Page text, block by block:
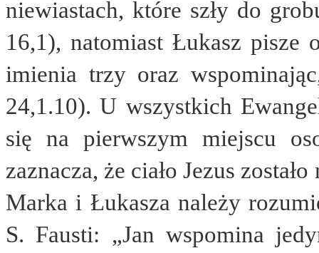
niewiastach, które szły do
16,1), natomiast Łukasz
imienia trzy oraz
24,1.10). U wszystkich
się na pierwszym miejscu
zaznacza, że ciało Jezus
Marka i Łukasza należy
S. Fausti: „Jan wspomina